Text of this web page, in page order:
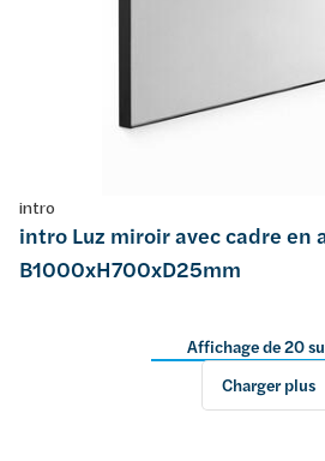
intro
intro Luz miroir avec cadre en
B1000xH700xD25mm
Affichage de 20
Charger plus